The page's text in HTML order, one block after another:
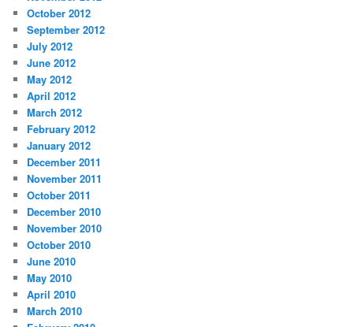
October 2012
September 2012
July 2012
June 2012
May 2012
April 2012
March 2012
February 2012
January 2012
December 2011
November 2011
October 2011
December 2010
November 2010
October 2010
June 2010
May 2010
April 2010
March 2010